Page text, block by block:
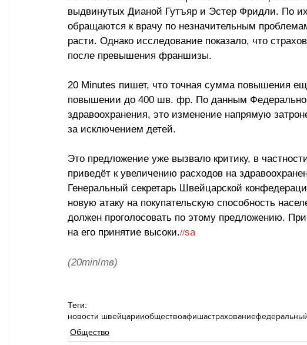
выдвинутых Дианой Гутъяр и Эстер Фридли. По
обращаются к врачу по незначительным
расти. Однако исследование показало, что
после превышения франшизы.
20 Minutes пишет, что точная сумма повышения
повышении до 400 шв. фр. По данным
здравоохранения, это изменение напрямую
за исключением детей.
Это предложение уже вызвало критику, в
приведёт к увеличению расходов на
Генеральный секретарь Швейцарской
новую атаку на покупательскую способность
должен проголосовать по этому предложению.
на его принятие высоки.//sa
(20min/тв)
Теги:
новости швейцарииобществоафишастрахование
Общество